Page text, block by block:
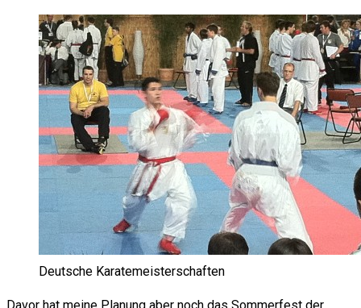
Deutsche Karatemeisterschaften